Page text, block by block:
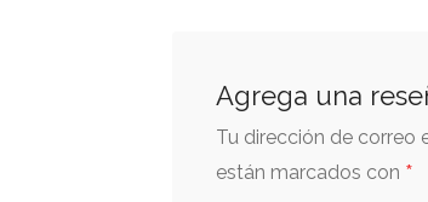
Agrega una
Tu dirección de correo
están marcados con *